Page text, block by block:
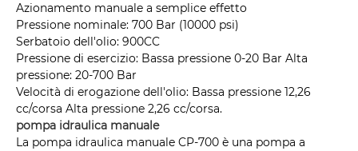
Azionamento manuale a semplice effetto
Pressione nominale: 700 Bar (10000 psi)
Serbatoio dell'olio: 900CC
Pressione di esercizio: Bassa pressione 0-20 Bar Alta
pressione: 20-700 Bar
Velocità di erogazione dell'olio: Bassa pressione 12,26
cc/corsa Alta pressione 2,26 cc/corsa.
pompa idraulica manuale
La pompa idraulica manuale CP-700 è una pompa a